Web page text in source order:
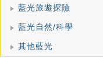
藍光旅遊探險
藍光自然/科學
其他藍光